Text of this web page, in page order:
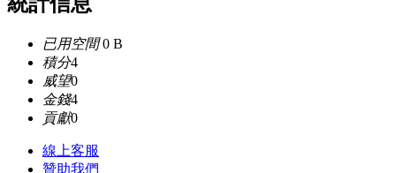
已用空間0 B
積分4
威望0
金錢4
貢獻0
線上客服
贊助我們